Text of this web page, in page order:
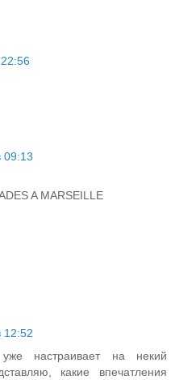
09:13
A MARSEILLE
12:52
настраивает на некий
какие впечатления